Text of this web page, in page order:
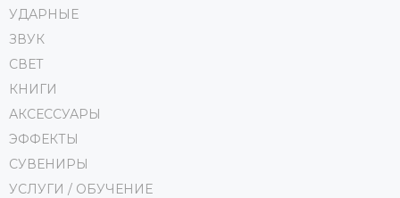
УДАРНЫЕ
ЗВУК
СВЕТ
КНИГИ
АКСЕССУАРЫ
ЭФФЕКТЫ
СУВЕНИРЫ
УСЛУГИ / ОБУЧЕНИЕ